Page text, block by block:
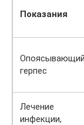
Показания
Опоясывающий
герпес
Лечение
инфекции,